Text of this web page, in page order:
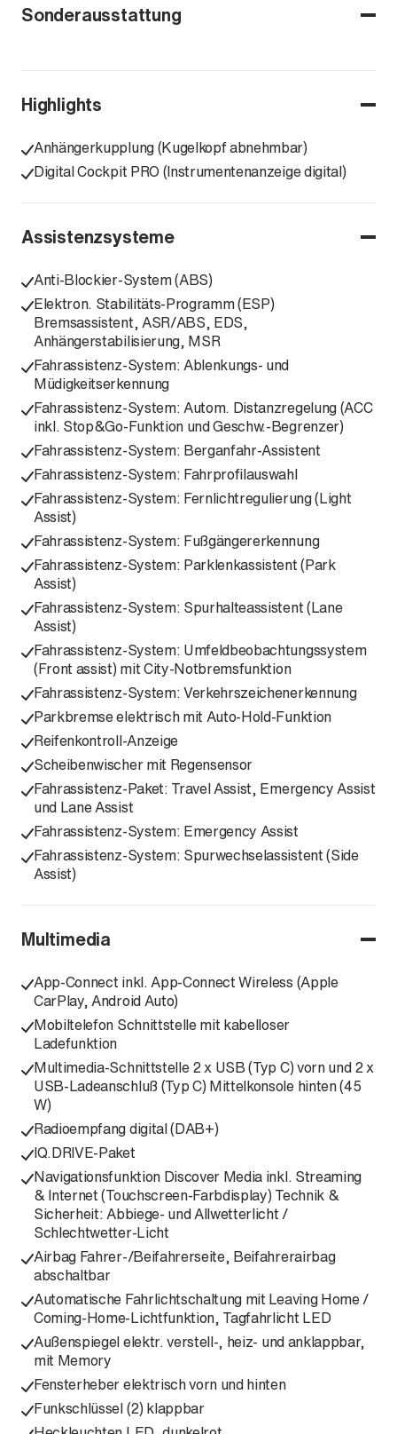
Sonderausstattung
Highlights
Anhängerkupplung (Kugelkopf abnehmbar)
Digital Cockpit PRO (Instrumentenanzeige digital)
Assistenzsysteme
Anti-Blockier-System (ABS)
Elektron. Stabilitäts-Programm (ESP)
Bremsassistent, ASR/ABS, EDS,
Anhängerstabilisierung, MSR
Fahrassistenz-System: Ablenkungs- und
Müdigkeitserkennung
Fahrassistenz-System: Autom. Distanzregelung (ACC
inkl. Stop&Go-Funktion und Geschw.-Begrenzer)
Fahrassistenz-System: Berganfahr-Assistent
Fahrassistenz-System: Fahrprofilauswahl
Fahrassistenz-System: Fernlichtregulierung (Light
Assist)
Fahrassistenz-System: Fußgängererkennung
Fahrassistenz-System: Parklenkassistent (Park
Assist)
Fahrassistenz-System: Spurhalteassistent (Lane
Assist)
Fahrassistenz-System: Umfeldbeobachtungssystem
(Front assist) mit City-Notbremsfunktion
Fahrassistenz-System: Verkehrszeichenerkennung
Parkbremse elektrisch mit Auto-Hold-Funktion
Reifenkontroll-Anzeige
Scheibenwischer mit Regensensor
Fahrassistenz-Paket: Travel Assist, Emergency Assist
und Lane Assist
Fahrassistenz-System: Emergency Assist
Fahrassistenz-System: Spurwechselassistent (Side
Assist)
Multimedia
App-Connect inkl. App-Connect Wireless (Apple
CarPlay, Android Auto)
Mobiltelefon Schnittstelle mit kabelloser
Ladefunktion
Multimedia-Schnittstelle 2 x USB (Typ C) vorn und 2 x
USB-Ladeanschluß (Typ C) Mittelkonsole hinten (45
W)
Radioempfang digital (DAB+)
IQ.DRIVE-Paket
Navigationsfunktion Discover Media inkl. Streaming
& Internet (Touchscreen-Farbdisplay) Technik &
Sicherheit: Abbiege- und Allwetterlicht /
Schlechtwetter-Licht
Airbag Fahrer-/Beifahrerseite, Beifahrerairbag
abschaltbar
Automatische Fahrlichtschaltung mit Leaving Home /
Coming-Home-Lichtfunktion, Tagfahrlicht LED
Außenspiegel elektr. verstell-, heiz- und anklappbar,
mit Memory
Fensterheber elektrisch vorn und hinten
Funkschlüssel (2) klappbar